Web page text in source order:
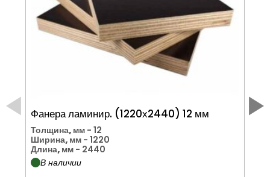
Фанера ламинир. (1220х2440) 12 мм
Толщина, мм - 12
Ширина, мм - 1220
Длина, мм - 2440
В наличии